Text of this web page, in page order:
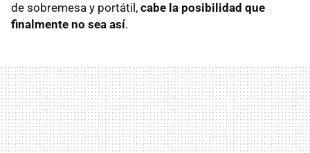
de sobremesa y portátil, cabe la posibilidad que
finalmente no sea así.